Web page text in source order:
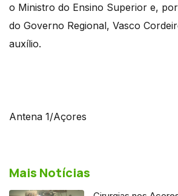
o Ministro do Ensino Superior e,
do Governo Regional, Vasco
auxílio.
Antena 1/Açores
Mais Notícias